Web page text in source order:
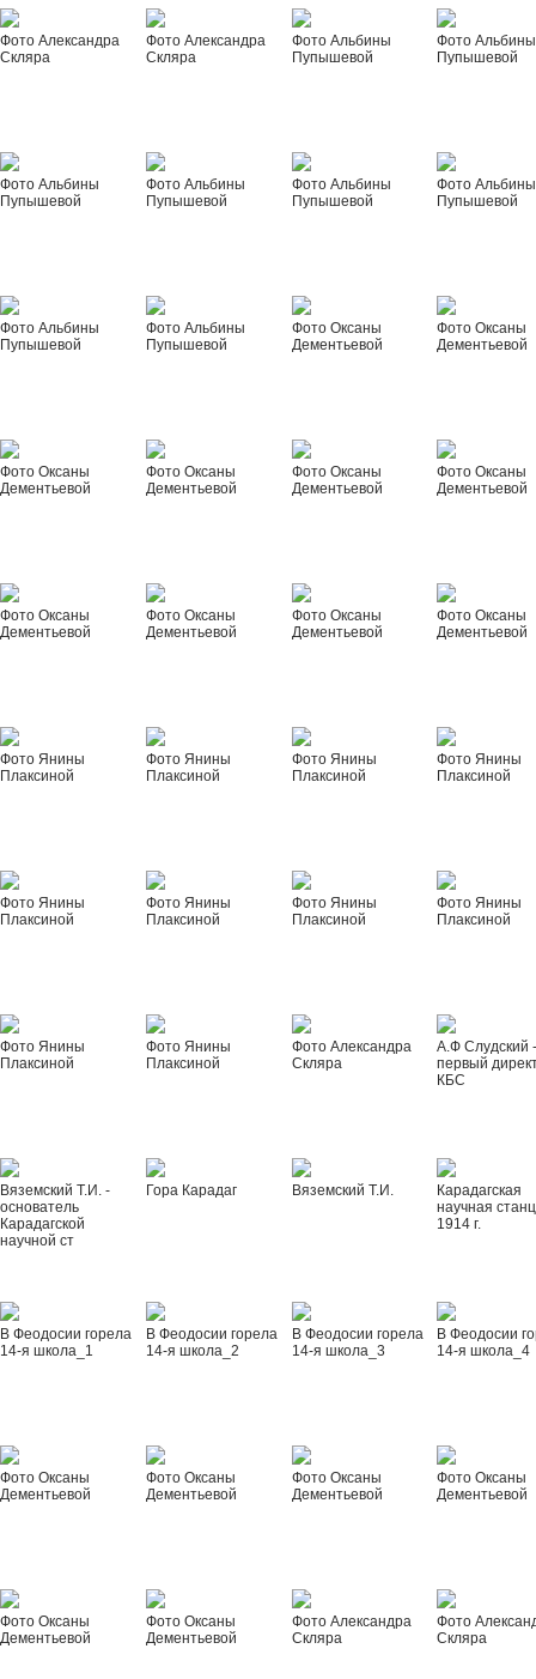
Фото Александра
Скляра
Фото Александра
Скляра
Фото Альбины
Пупышевой
Фото Альбины
Пупышевой
Фото Альбины
Пупышевой
Фото Альбины
Пупышевой
Фото Альбины
Пупышевой
Фото Альбины
Пупышевой
Фото Альбины
Пупышевой
Фото Альбины
Пупышевой
Фото Оксаны
Дементьевой
Фото Оксаны
Дементьевой
Фото Оксаны
Дементьевой
Фото Оксаны
Дементьевой
Фото Оксаны
Дементьевой
Фото Оксаны
Дементьевой
Фото Оксаны
Дементьевой
Фото Оксаны
Дементьевой
Фото Оксаны
Дементьевой
Фото Оксаны
Дементьевой
Фото Янины
Плаксиной
Фото Янины
Плаксиной
Фото Янины
Плаксиной
Фото Янины
Плаксиной
Фото Янины
Плаксиной
Фото Янины
Плаксиной
Фото Янины
Плаксиной
Фото Янины
Плаксиной
Фото Янины
Плаксиной
Фото Янины
Плаксиной
Фото Александра
Скляра
А.Ф Слудский
первый
КБС
Вяземский Т.И. -
основатель
Карадагской
научной ст
Гора Карадаг Вяземский Т.И.
Карадагская
научная
1914 г.
В Феодосии горела
14-я школа_1
В Феодосии горела
14-я школа_2
В Феодосии горела
14-я школа_3
В Феодосии
14-я школа_4
Фото Оксаны
Дементьевой
Фото Оксаны
Дементьевой
Фото Оксаны
Дементьевой
Фото Оксаны
Дементьевой
Фото Оксаны
Дементьевой
Фото Оксаны
Дементьевой
Фото Александра
Скляра
Фото
Скляра